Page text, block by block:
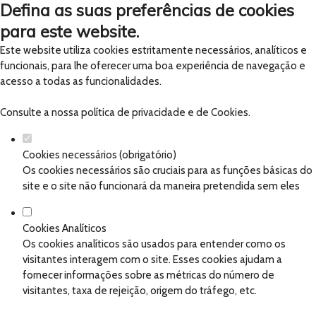
Defina as suas preferências de cookies
para este website.
Este website utiliza cookies estritamente necessários, analíticos e
funcionais, para lhe oferecer uma boa experiência de navegação e
acesso a todas as funcionalidades.
Consulte a nossapolítica de privacidade e de Cookies.
Cookies necessários (obrigatório)
Os cookies necessários são cruciais para as funções básicas do
site e o site não funcionará da maneira pretendida sem eles
Cookies Analíticos
Os cookies analíticos são usados para entender como os
visitantes interagem com o site. Esses cookies ajudam a
fornecer informações sobre as métricas do número de
visitantes, taxa de rejeição, origem do tráfego, etc.